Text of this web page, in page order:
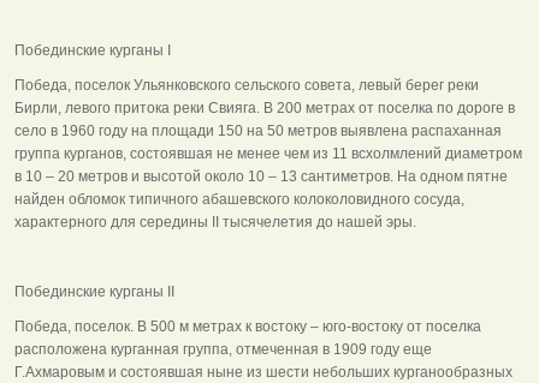
Побединские курганы I
Победа, поселок Ульянковского сельского совета, левый берег реки
Бирли, левого притока реки Свияга. В 200 метрах от поселка по дороге в
село в 1960 году на площади 150 на 50 метров выявлена распаханная
группа курганов, состоявшая не менее чем из 11 всхолмлений диаметром
в 10 – 20 метров и высотой около 10 – 13 сантиметров. На одном пятне
найден обломок типичного абашевского колоколовидного сосуда,
характерного для середины II тысячелетия до нашей эры.
Побединские курганы II
Победа, поселок. В 500 м метрах к востоку – юго-востоку от поселка
расположена курганная группа, отмеченная в 1909 году еще
Г.Ахмаровым и состоявшая ныне из шести небольших курганообразных